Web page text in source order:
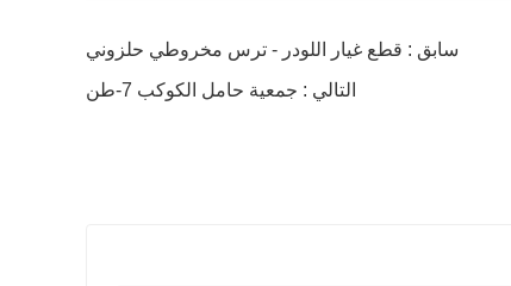
سابق : قطع غيار اللودر - ترس مخروطي حلزوني
التالي : جمعية حامل الكوكب 7-طن